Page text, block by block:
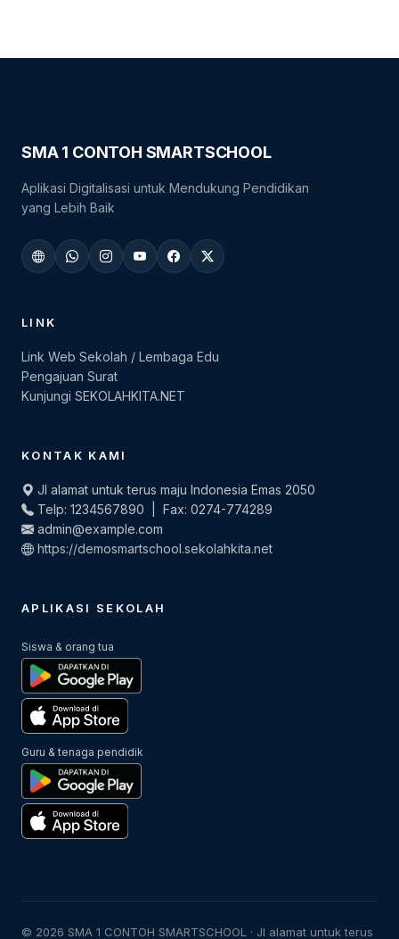
SMA 1 CONTOH SMARTSCHOOL
Aplikasi Digitalisasi untuk Mendukung Pendidikan
yang Lebih Baik
LINK
Link Web Sekolah / Lembaga Edu
Pengajuan Surat
Kunjungi SEKOLAHKITA.NET
KONTAK KAMI
Jl alamat untuk terus maju Indonesia Emas 2050
Telp: 1234567890 | Fax: 0274-774289
admin@example.com
https://demosmartschool.sekolahkita.net
APLIKASI SEKOLAH
Siswa & orang tua
Guru & tenaga pendidik
© 2026 SMA 1 CONTOH SMARTSCHOOL · Jl alamat untuk terus